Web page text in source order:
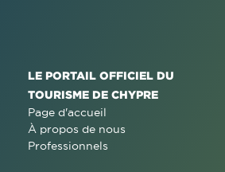
LE PORTAIL OFFICIEL DU
TOURISME DE CHYPRE
Page d'accueil
À propos de nous
Professionnels